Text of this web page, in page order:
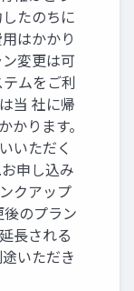
たのちに
はかかり
変更は可
ムをご利
当 社に帰
かります。
いただく
申し込み
クアップ
後のプラン
⻑される
いただき